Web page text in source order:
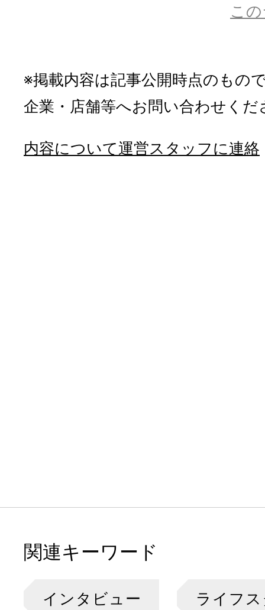
こ
※掲載内容は記事公開時点のもの
企業・店舗等へお問い合わせくだ
内容について運営スタッフに連絡
関連キーワード
インタビュー ライフ